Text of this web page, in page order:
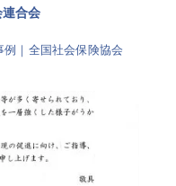
合会
｜全国社会保険協会